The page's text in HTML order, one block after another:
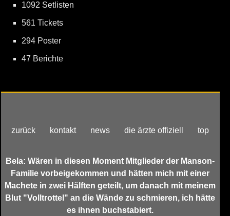
1092 Setlisten
561 Tickets
294 Poster
47 Berichte
zurück kontakt news die ärzte offiziell top
Bela: Wären in diesen Moment Mitglieder der Manson-
Familie vorbeigekommen und hätten mich mit einer
Machete in zwei Hälften geteilt, um danach mit meinem
Blut "Volltrottel" an die Wände zu schmieren, ich hätte
es ihnen buchstabiert.